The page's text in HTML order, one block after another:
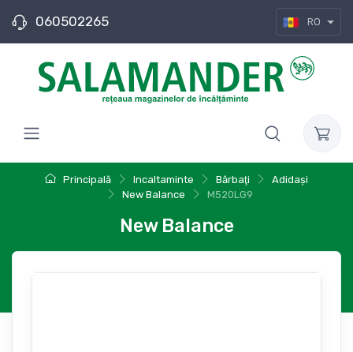
060502265 RO
Principală Incaltaminte Bărbaţi
Adidași
New Balance
M520LG9
New Balance